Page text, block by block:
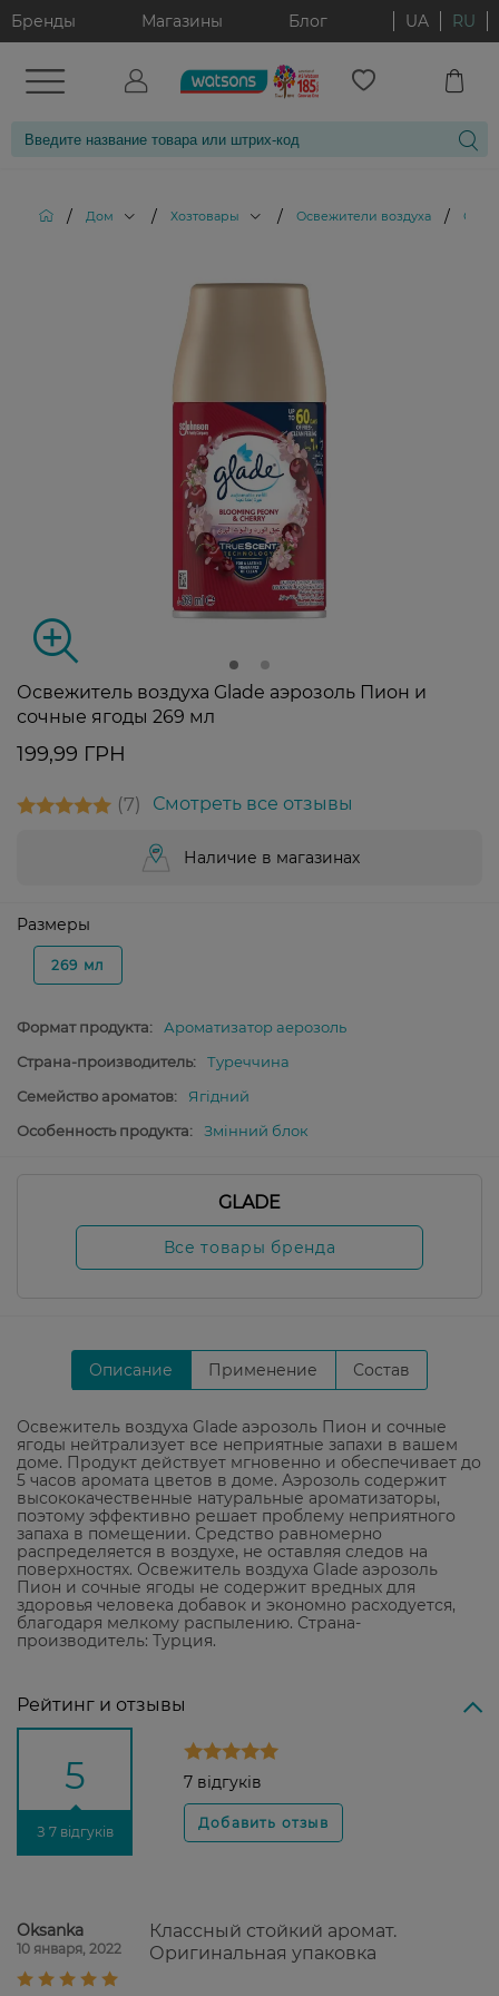
Бренды Магазины Блог UA RU
/ Дом / Хозтовары / Освежители воздуха /
Освежитель воздуха Glade аэрозоль Пион и
сочные ягоды 269 мл
199,99 ГРН
7 Смотреть все отзывы
Наличие в магазинах
Размеры
269 мл
Формат продукта:
Ароматизатор аерозоль
Страна-производитель:
Туреччина
Семейство ароматов:
Ягідний
Особенность продукта:
Змінний блок
GLADE
Все товары бренда
Описание Применение Состав
Освежитель воздуха Glade аэрозоль Пион и сочные
ягоды нейтрализует все неприятные запахи в вашем
доме. Продукт действует мгновенно и обеспечивает до
5 часов аромата цветов в доме. Аэрозоль содержит
высококачественные натуральные ароматизаторы,
поэтому эффективно решает проблему неприятного
запаха в помещении. Средство равномерно
распределяется в воздухе, не оставляя следов на
поверхностях. Освежитель воздуха Glade аэрозоль
Пион и сочные ягоды не содержит вредных для
здоровья человека добавок и экономно расходуется,
благодаря мелкому распылению. Страна-
производитель: Турция.
Рейтинг и отзывы
5
З 7 відгуків
7 відгуків
Oksanka
10 января, 2022
Классный стойкий аромат.
Оригинальная упаковка